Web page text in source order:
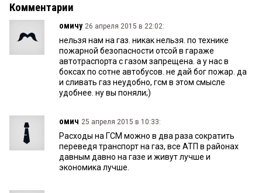
Комментарии
омичу 26 апреля 2015 в 22:02:
нельзя нам на газ. никак нельзя. по технике
пожарной безопасности отсой в гараже
автотраспорта с газом запрещена. а у нас в
боксах по сотне автобусов. не дай бог пожар. да
и сливать газ неудобно, гсм в этом смысле
удобнее. ну вы поняли;)
омич 25 апреля 2015 в 10:33:
Расходы на ГСМ можно в два раза сократить
переведя транспорт на газ, все АТП в районах
давным давно на газе и живут лучше и
экономика лучше.